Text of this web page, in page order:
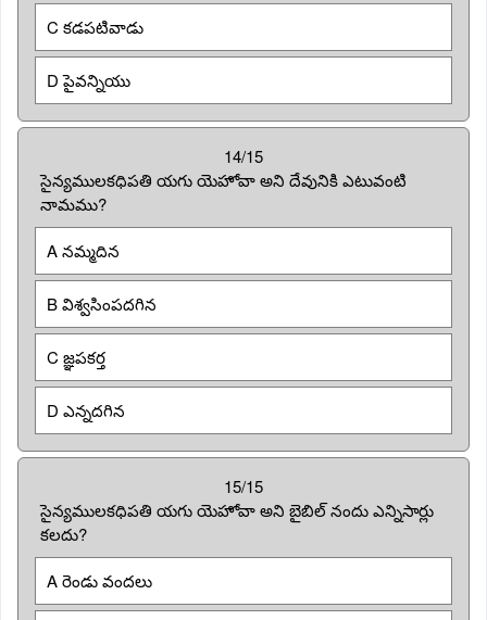
C కడపటివాడు
D పైవన్నియు
14/15
సైన్యములకధిపతి యగు యెహోవా అని దేవునికి ఎటువంటి
నామము?
A నమ్మదిన
B విశ్వసింపదగిన
C జ్ఞపకర్త
D ఎన్నదగిన
15/15
సైన్యములకధిపతి యగు యెహోవా అని బైబిల్ నందు ఎన్నిసార్లు
కలదు?
A రెండు వందలు